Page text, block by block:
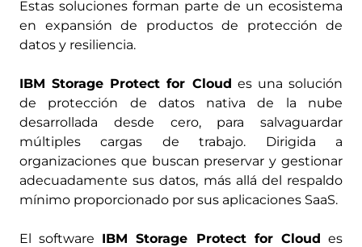
Estas soluciones forman parte de un ecosistema
en expansión de productos de protección de
datos y resiliencia.
IBM Storage Protect for Cloud es una solución
de protección de datos nativa de la nube
desarrollada desde cero, para salvaguardar
múltiples cargas de trabajo. Dirigida a
organizaciones que buscan preservar y gestionar
adecuadamente sus datos, más allá del respaldo
mínimo proporcionado por sus aplicaciones SaaS.
El software IBM Storage Protect for Cloud es